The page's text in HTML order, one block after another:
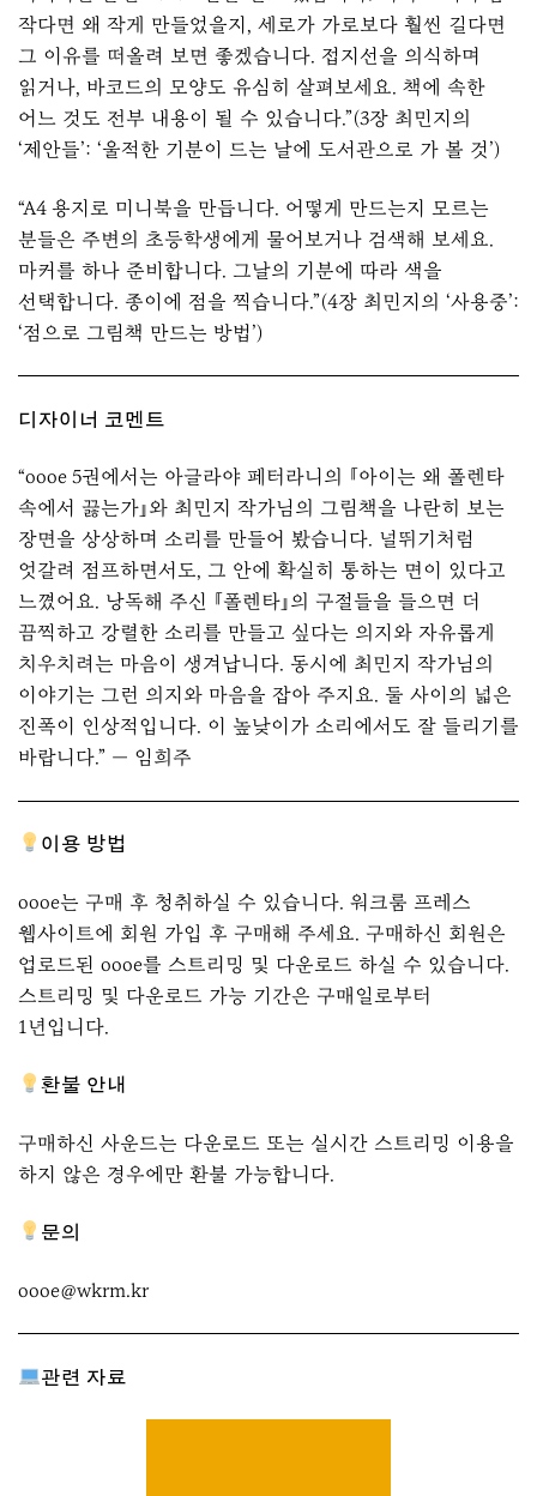
작다면 왜 작게 만들었을지, 세로가 가로보다 훨씬 길다면
그 이유를 떠올려 보면 좋겠습니다. 접지선을 의식하며
읽거나, 바코드의 모양도 유심히 살펴보세요. 책에 속한
어느 것도 전부 내용이 될 수 있습니다.”(3장 최민지의
‘제안들’: ‘울적한 기분이 드는 날에 도서관으로 가 볼 것’)
“A4 용지로 미니북을 만듭니다. 어떻게 만드는지 모르는
분들은 주변의 초등학생에게 물어보거나 검색해 보세요.
마커를 하나 준비합니다. 그날의 기분에 따라 색을
선택합니다. 종이에 점을 찍습니다.”(4장 최민지의 ‘사용중’:
‘점으로 그림책 만드는 방법’)
디자이너 코멘트
“oooe 5권에서는 아글라야 페터라니의 『아이는 왜 폴렌타
속에서 끓는가』와 최민지 작가님의 그림책을 나란히 보는
장면을 상상하며 소리를 만들어 봤습니다. 널뛰기처럼
엇갈려 점프하면서도, 그 안에 확실히 통하는 면이 있다고
느꼈어요. 낭독해 주신 『폴렌타』의 구절들을 들으면 더
끔찍하고 강렬한 소리를 만들고 싶다는 의지와 자유롭게
치우치려는 마음이 생겨납니다. 동시에 최민지 작가님의
이야기는 그런 의지와 마음을 잡아 주지요. 둘 사이의 넓은
진폭이 인상적입니다. 이 높낮이가 소리에서도 잘 들리기를
바랍니다.” — 임희주
이용 방법
oooe는 구매 후 청취하실 수 있습니다. 워크룸 프레스
웹사이트에 회원 가입 후 구매해 주세요. 구매하신 회원은
업로드된 oooe를 스트리밍 및 다운로드 하실 수 있습니다.
스트리밍 및 다운로드 가능 기간은 구매일로부터
1년입니다.
환불 안내
구매하신 사운드는 다운로드 또는 실시간 스트리밍 이용을
하지 않은 경우에만 환불 가능합니다.
문의
oooe@wkrm.kr
관련 자료